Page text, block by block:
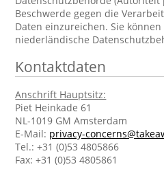
Beschwerde gegen die
Daten einzureichen. Sie
niederländische
Kontaktdaten
Anschrift Hauptsitz:
Piet Heinkade 61
NL-1019 GM Amsterdam
E-Mail: privacy-
Tel.: +31 (0)53 4805866
Fax: +31 (0)53 4805861